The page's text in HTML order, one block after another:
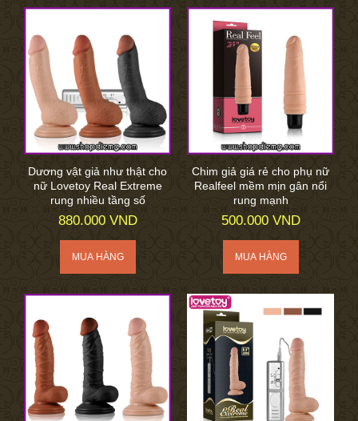
Dương vật giả như thật cho
nữ Lovetoy Real Extreme
rung nhiều tầng số
880.000 VND
Chim giả giá rẻ cho phụ nữ
Realfeel mềm mịn gân nổi
rung mạnh
500.000 VND